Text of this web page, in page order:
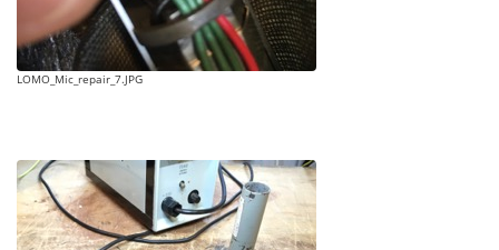
LOMO_Mic_repair_7.JPG